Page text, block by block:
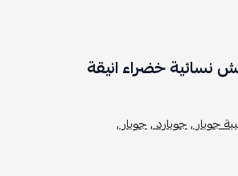
نسائية خضراء انيقة
جويار ,جويارد ,جويار ,